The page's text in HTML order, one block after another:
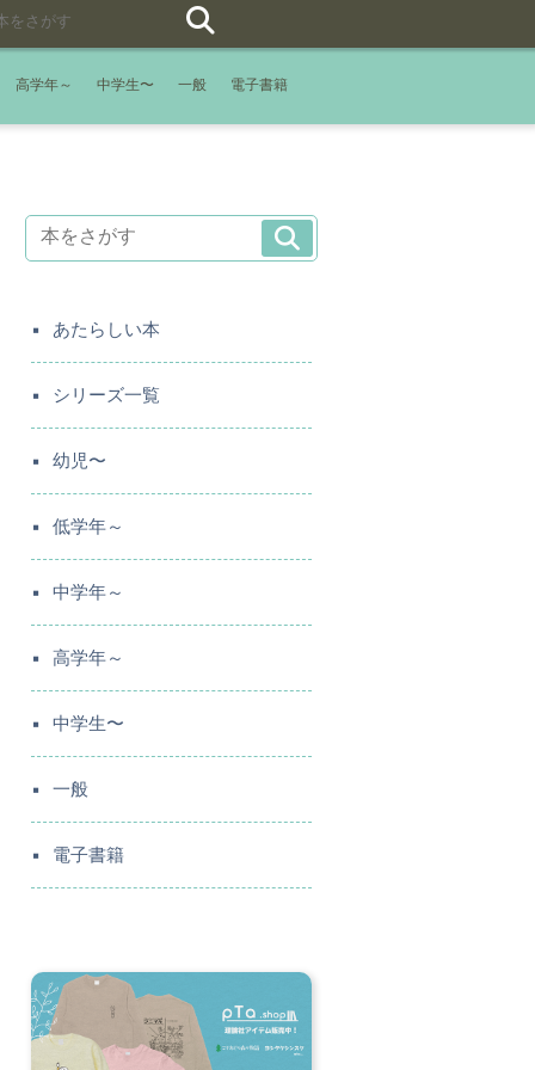
高学年～ 中学生〜 一般 電子書籍
あたらしい本
シリーズ一覧
幼児〜
低学年～
中学年～
高学年～
中学生〜
一般
電子書籍